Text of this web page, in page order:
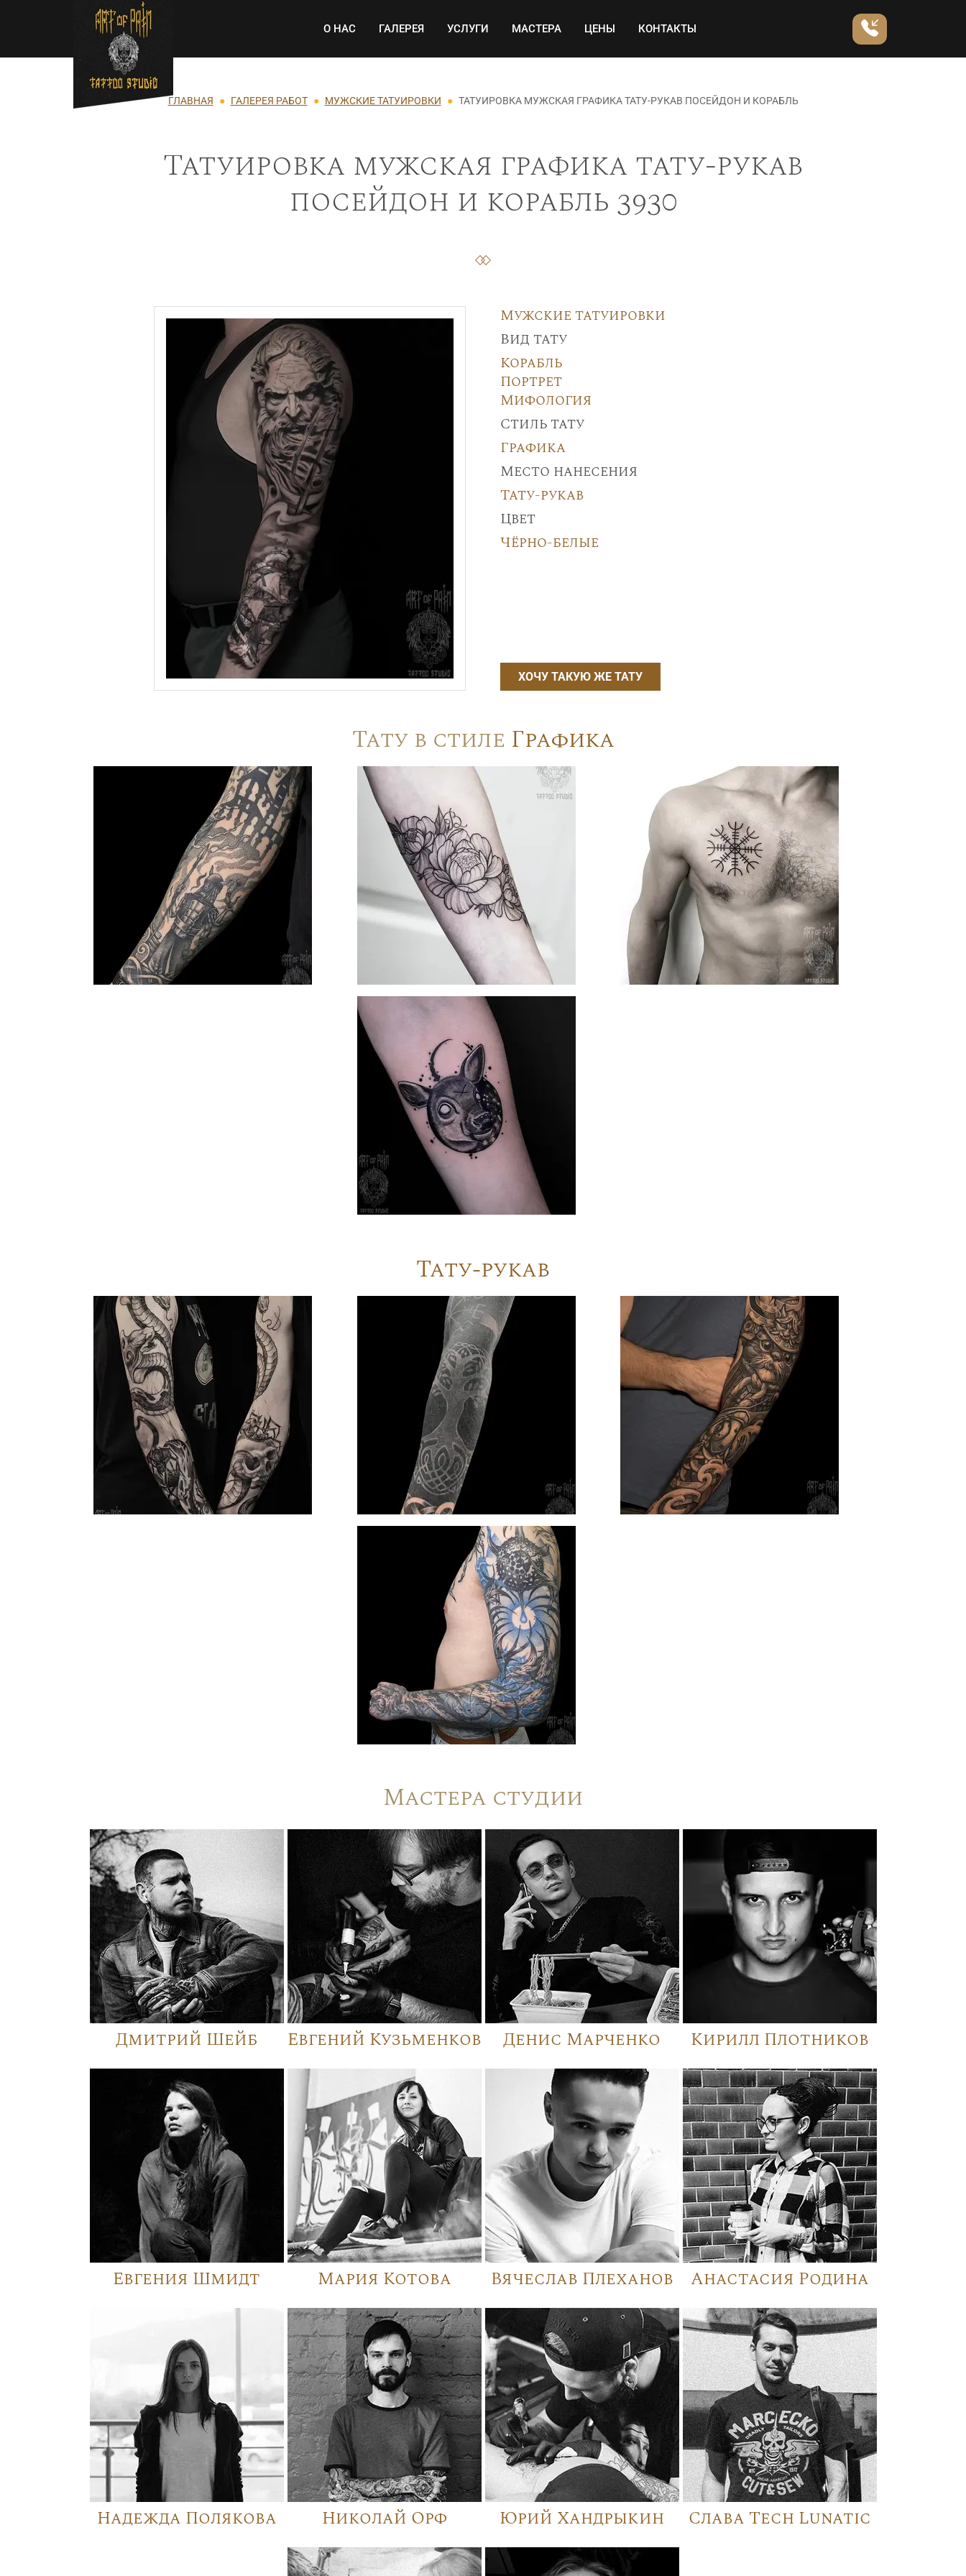
Перейти к основному содержанию Основная навигация
О НАС ГАЛЕРЕЯ УСЛУГИ МАСТЕРА ЦЕНЫ КОНТАКТЫ
Строка навигации
ГЛАВНАЯ ГАЛЕРЕЯ РАБОТ МУЖСКИЕ ТАТУИРОВКИ ТАТУИРОВКА МУЖСКАЯ ГРАФИКА ТАТУ-РУКАВ ПОСЕЙДОН И КОРАБЛЬ
Татуировка мужская графика тату-рукав
посейдон и корабль 3930
Мужские татуировки
Вид тату
Корабль
Портрет
Мифология
Стиль тату
Графика
Место нанесения
Тату-рукав
Цвет
Чёрно-белые
ХОЧУ ТАКУЮ ЖЕ ТАТУ
Тату в стиле Графика
Тату-рукав
Мастера студии
Дмитрий Шейб Евгений Кузьменков Денис Марченко Кирилл Плотников
Евгения Шмидт Мария Котова Вячеслав Плеханов Анастасия Родина
Надежда Полякова Николай Орф Юрий Хандрыкин Слава Tech Lunatic